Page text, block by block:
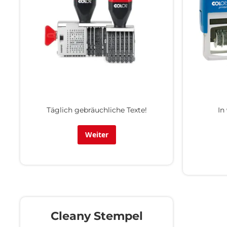
Täglich gebräuchliche Texte!
Weiter
In
Cleany Stempel